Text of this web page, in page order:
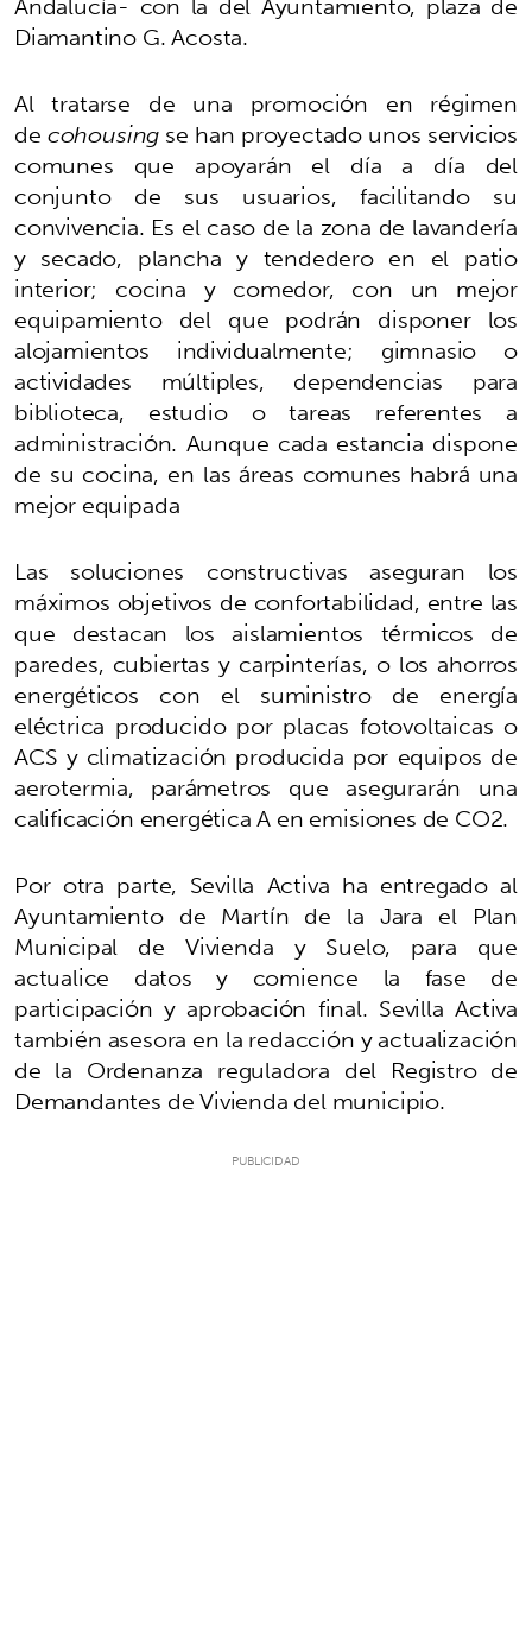
Diamantino G. Acosta.
Al tratarse de una promoción en régimen
decohousingse han proyectado unos servicios
comunes que apoyarán el día a día del
conjunto de sus usuarios, facilitando su
convivencia. Es el caso de la zona de lavandería
y secado, plancha y tendedero en el patio
interior; cocina y comedor, con un mejor
equipamiento del que podrán disponer los
alojamientos individualmente; gimnasio o
actividades múltiples, dependencias para
biblioteca, estudio o tareas referentes a
administración. Aunque cada estancia dispone
de su cocina, en las áreas comunes habrá una
mejor equipada
Las soluciones constructivas aseguran los
máximos objetivos de confortabilidad, entre las
que destacan los aislamientos térmicos de
paredes, cubiertas y carpinterías, o los ahorros
energéticos con el suministro de energía
eléctrica producido por placas fotovoltaicas o
ACS y climatización producida por equipos de
aerotermia, parámetros que asegurarán una
calificación energética A en emisiones de CO2.
Por otra parte, Sevilla Activa ha entregado al
Ayuntamiento de Martín de la Jara el Plan
Municipal de Vivienda y Suelo, para que
actualice datos y comience la fase de
participación y aprobación final. Sevilla Activa
también asesora en la redacción y actualización
de la Ordenanza reguladora del Registro de
Demandantes de Vivienda del municipio.